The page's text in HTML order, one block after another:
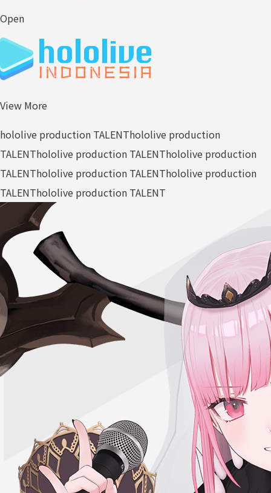
Open
View More
hololive production TALENThololive production
TALENThololive production TALENThololive production
TALENThololive production TALENThololive production
TALENThololive production TALENT